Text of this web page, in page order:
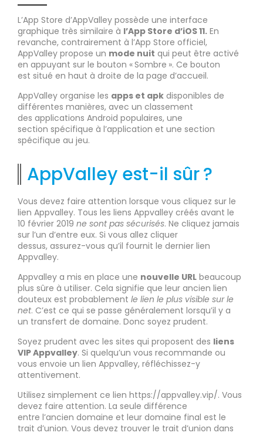
L’App Store d’AppValley possède une interface
graphique très similaire à l’App Store d’iOS 11. En
revanche, contrairement à l’App Store officiel,
AppValley propose un mode nuit qui peut être activé
en appuyant sur le bouton « Sombre ». Ce bouton
est situé en haut à droite de la page d’accueil.
AppValley organise les apps et apk disponibles de
différentes manières, avec un classement
des applications Android populaires, une
section spécifique à l’application et une section
spécifique au jeu.
AppValley est-il sûr ?
Vous devez faire attention lorsque vous cliquez sur le
lien Appvalley. Tous les liens Appvalley créés avant le
10 février 2019 ne sont pas sécurisés. Ne cliquez jamais
sur l’un d’entre eux. Si vous allez cliquer
dessus, assurez-vous qu’il fournit le dernier lien
Appvalley.
Appvalley a mis en place une nouvelle URL beaucoup
plus sûre à utiliser. Cela signifie que leur ancien lien
douteux est probablement le lien le plus visible sur le
net. C’est ce qui se passe généralement lorsqu’il y a
un transfert de domaine. Donc soyez prudent.
Soyez prudent avec les sites qui proposent des liens
VIP Appvalley. Si quelqu’un vous recommande ou
vous envoie un lien Appvalley, réfléchissez-y
attentivement.
Utilisez simplement ce lien https://appvalley.vip/. Vous
devez faire attention. La seule différence
entre l’ancien domaine et leur domaine final est le
trait d’union. Vous devez trouver le trait d’union dans